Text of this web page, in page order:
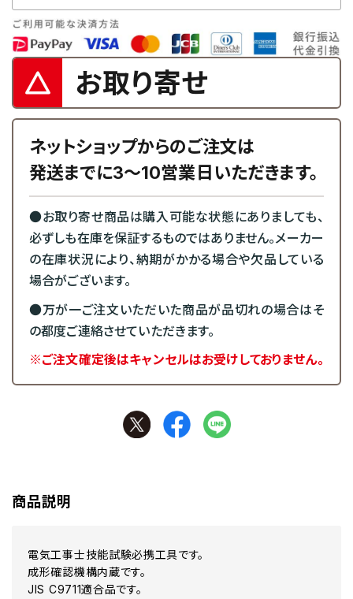
お取り寄せ
ネットショップからのご注文は
発送までに3～10営業日いただきます。
●お取り寄せ商品は購入可能な状態にありましても、
必ずしも在庫を保証するものではありません。メーカー
の在庫状況により、納期がかかる場合や欠品している
場合がございます。
●万が一ご注文いただいた商品が品切れの場合はそ
の都度ご連絡させていただきます。
※ご注文確定後はキャンセルはお受けしておりません。
商品説明
電気工事士技能試験必携工具です。
成形確認機構内蔵です。
JIS C9711適合品です。